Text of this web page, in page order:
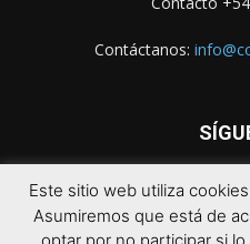
Contáctanos:
Este sitio web utiliza
Asumiremos que está de